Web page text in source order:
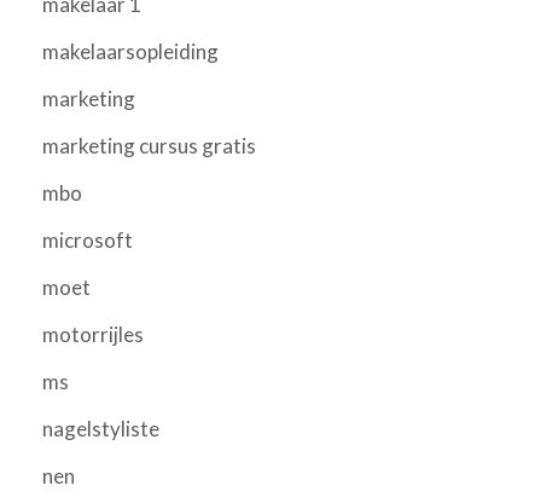
makelaarsopleiding
marketing
marketing cursus gratis
mbo
microsoft
moet
motorrijles
ms
nagelstyliste
nen